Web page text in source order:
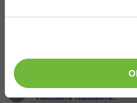
stačí zakomentovat $this-
Odpovědět
Odpovídá na Michal D.
Vladislava Náhlíková: